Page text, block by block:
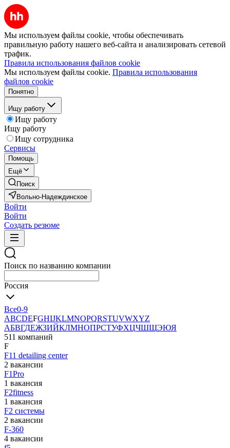
Мы используем файлы cookie, чтобы обеспечивать
правильную работу нашего веб-сайта и анализировать сетевой
трафик.
Правила использования файлов cookie
Мы используем файлы cookie. Правила использования
файлов cookie
Понятно
Ищу работу
Ищу работу
Ищу работу
Ищу сотрудника
Сервисы
Помощь
Ещё
Поиск
Вольно-Надеждинское
Войти
Войти
Создать резюме
Поиск по названию компании
Россия
Все0-9
ABCDEFGHIJKLMNOPQRSTUVWXYZ
АБВГДЕЖЗИЙКЛМНОПРСТУФХЦЧШЩЭЮЯ
511 компаний
F
F11 detailing center
2 вакансии
F1Pro
1 вакансия
F2fitness
1 вакансия
F2 системы
2 вакансии
F-360
4 вакансии